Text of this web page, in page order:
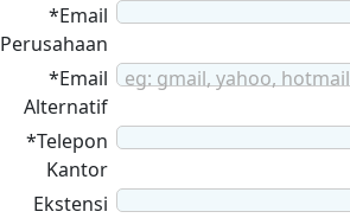
*Email
Perusahaan
*Email
Alternatif
eg: gmail, yahoo, hotmail
*Telepon
Kantor
Ekstensi